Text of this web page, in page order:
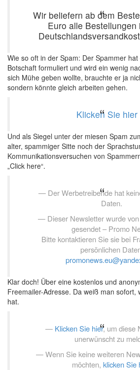
Wir beliefern ab dem
Euro alle Bestellungen
Wie so oft in der Spam: Der Spammer hat
Botschaft formuliert und wird ein wenig
sich Mühe geben wollte, brauchte er ja
sondern könnte gleich arbeiten gehen.
Klicken Sie
Und als Siegel unter der miesen Spam
alter, spammiger Sitte noch der
Kommunikationsversuchen von
„Click here“.
Der Werbetreibende hat
Daten.
Dieser Newsletter wurde
gesendet – Promo
Bitte kontaktieren Sie sie bei
persönlichen
Klar doch! Über eine kostenlos und
Freemailer-Adresse. Da weiß man sofort,
hat.
Klicken Sie hier, um diese
unerwünscht zu
Wenn Sie keine weiteren
möchten, klicken Sie